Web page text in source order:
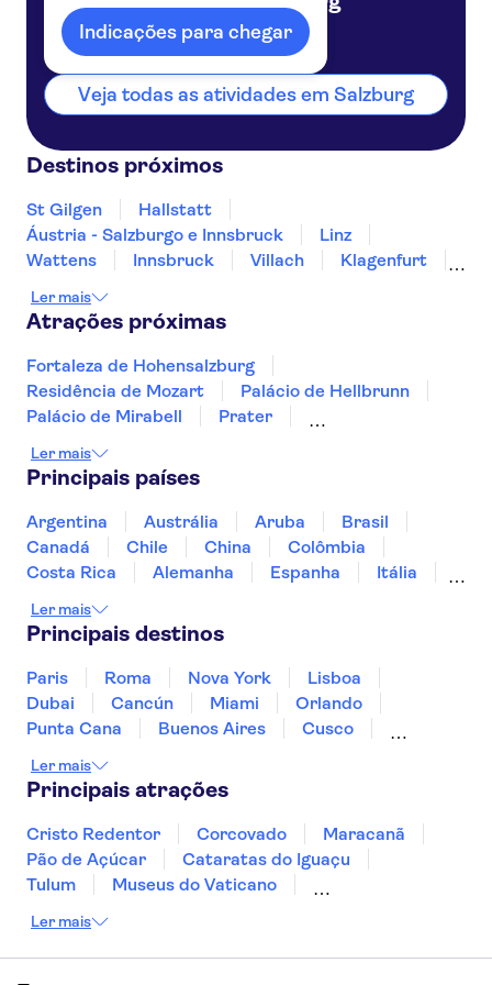
Indicações para chegar
Áustria
Veja todas as atividades em Salzburg
Destinos próximos
St Gilgen
Hallstatt
Áustria - Salzburgo e Innsbruck
Linz
Wattens
Innsbruck Villach
Klagenfurt
Viena
Bregenz
Ler mais
Atrações próximas
Fortaleza de Hohensalzburg
Residência de Mozart
Palácio de Hellbrunn
Palácio de Mirabell
Prater
Belvedere Palace
Catedral de Santo Estêvão
Mozart em Viena
Tesouro Imperial
Museu Kunsthistorisches
Museu Leopold
Ler mais
Principais países
Argentina Austrália Aruba
Brasil
Canadá
Chile China
Colômbia
Costa Rica
Alemanha Espanha
Itália
Panamá
Peru
Ler mais
Principais destinos
Paris Roma Nova York
Lisboa
Dubai
Cancún Miami
Orlando
Punta Cana
Buenos Aires
Cusco
Mendoza
Salvador
Curitiba
Recife Fortaleza
Ler mais
Principais atrações
Cristo Redentor Corcovado
Maracanã
Pão de Açúcar
Cataratas do Iguaçu
Tulum
Museus do Vaticano
Capela Sistina
Sagrada Família
Estátua da Liberdade
Ler mais